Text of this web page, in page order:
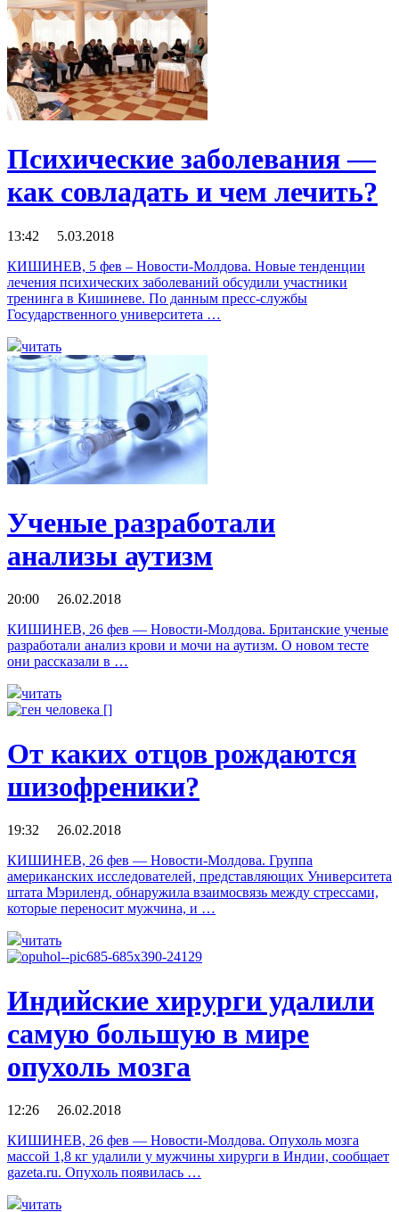
Психические заболевания —
как совладать и чем лечить?
13:42 5.03.2018
КИШИНЕВ, 5 фев – Новости-Молдова. Новые тенденции
лечения психических заболеваний обсудили участники
тренинга в Кишиневе. По данным пресс-службы
Государственного университета …
читать
Ученые разработали
анализы аутизм
20:00 26.02.2018
КИШИНЕВ, 26 фев — Новости-Молдова. Британские ученые
разработали анализ крови и мочи на аутизм. О новом тесте
они рассказали в …
читать
От каких отцов рождаются
шизофреники?
19:32 26.02.2018
КИШИНЕВ, 26 фев — Новости-Молдова. Группа
американских исследователей, представляющих Университета
штата Мэриленд, обнаружила взаимосвязь между стрессами,
которые переносит мужчина, и …
читать
Индийские хирурги удалили
самую большую в мире
опухоль мозга
12:26 26.02.2018
КИШИНЕВ, 26 фев — Новости-Молдова. Опухоль мозга
массой 1,8 кг удалили у мужчины хирурги в Индии, сообщает
gazeta.ru. Опухоль появилась …
читать